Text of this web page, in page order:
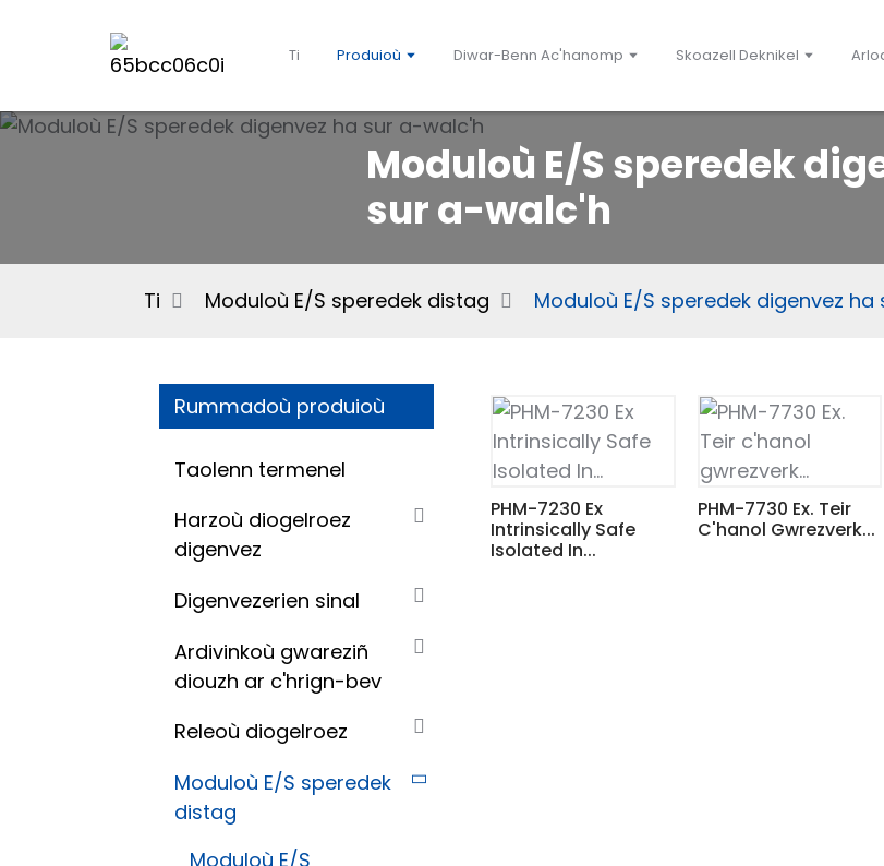
Ti Produioù Diwar-Benn Ac'hanomp Skoazell Deknikel
Moduloù E/S speredek
sur a-walc'h
Ti Moduloù E/S speredek distag Moduloù E/S speredek digenvez
Rummadoù produioù
Taolenn termenel
Harzoù diogelroez
digenvez
Digenvezerien sinal
Ardivinkoù gwareziñ
diouzh ar c'hrign-bev
Releoù diogelroez
Moduloù E/S speredek
distag
Moduloù E/S
PHM-7230 Ex
Intrinsically Safe
Isolated In...
PHM-7730 Ex. Teir
C'hanol Gwrezverk...